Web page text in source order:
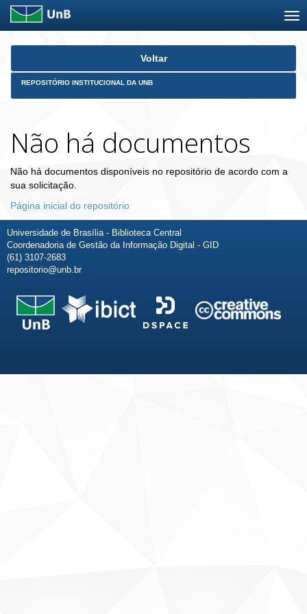
Skip
Voltar
REPOSITÓRIO INSTITUCIONAL DA UNB
Não há documentos
Não há documentos disponíveis no repositório de acordo com a
sua solicitação.
Página inicial do repositório
Universidade de Brasília - Biblioteca Central
Coordenadoria de Gestão da Informação Digital - GID
(61) 3107-2683
repositorio@unb.br